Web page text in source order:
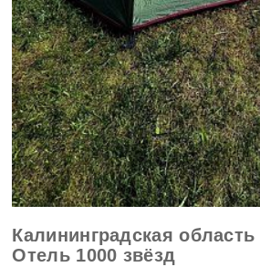
Калининградская
Отель 1000 звёзд